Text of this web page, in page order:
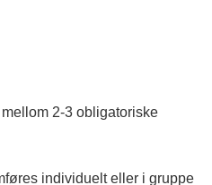
2-3 obligatoriske
individuelt eller i gruppe